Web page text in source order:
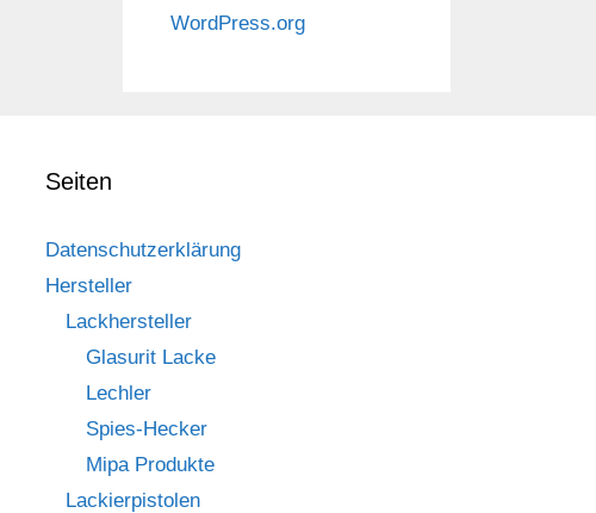
WordPress.org
Seiten
Datenschutzerklärung
Hersteller
Lackhersteller
Glasurit Lacke
Lechler
Spies-Hecker
Mipa Produkte
Lackierpistolen